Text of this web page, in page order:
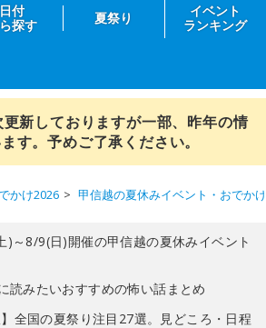
日付
探す
夏祭り
イベント
ランキング
新しておりますが一部、昨年の情
す。予めご了承ください。
かけ2026 甲信越の夏休みイベント・おでか
)～8/9(日)開催の甲信越の夏休みイベント
読みたいおすすめの怖い話まとめ
】全国の夏祭り注目27選。見どころ・日程